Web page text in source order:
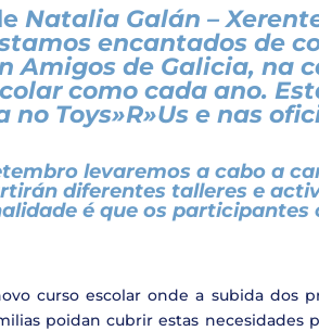
Natalia Galán –
encantados de
Amigos de Galicia, na
como cada ano.
Toys»R»Us e nas
levaremos a cabo a
diferentes talleres e
é que os
curso escolar onde a subida dos
poidan cubrir estas necesidades